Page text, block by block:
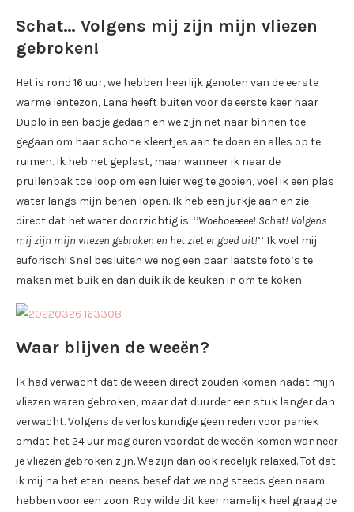
Schat… Volgens mij zijn mijn vliezen
gebroken!
Het is rond 16 uur, we hebben heerlijk genoten van de eerste
warme lentezon, Lana heeft buiten voor de eerste keer haar
Duplo in een badje gedaan en we zijn net naar binnen toe
gegaan om haar schone kleertjes aan te doen en alles op te
ruimen. Ik heb net geplast, maar wanneer ik naar de
prullenbak toe loop om een luier weg te gooien, voel ik een plas
water langs mijn benen lopen. Ik heb een jurkje aan en zie
direct dat het water doorzichtig is. ‘’Woehoeeeee! Schat! Volgens
mij zijn mijn vliezen gebroken en het ziet er goed uit!’’ Ik voel mij
euforisch! Snel besluiten we nog een paar laatste foto’s te
maken met buik en dan duik ik de keuken in om te koken.
Waar blijven de weeën?
Ik had verwacht dat de weeën direct zouden komen nadat mijn
vliezen waren gebroken, maar dat duurder een stuk langer dan
verwacht. Volgens de verloskundige geen reden voor paniek
omdat het 24 uur mag duren voordat de weeën komen wanneer
je vliezen gebroken zijn. We zijn dan ook redelijk relaxed. Tot dat
ik mij na het eten ineens besef dat we nog steeds geen naam
hebben voor een zoon. Roy wilde dit keer namelijk heel graag de